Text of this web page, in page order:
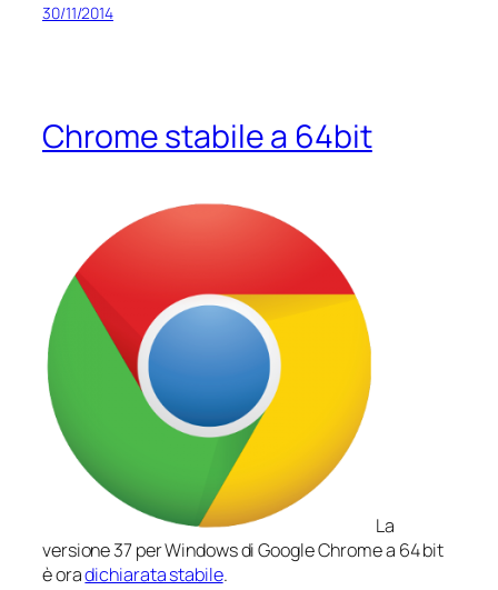
30/11/2014
Chrome stabile a 64bit
La
versione 37 per Windows di Google Chrome a 64 bit
è oradichiarata stabile.